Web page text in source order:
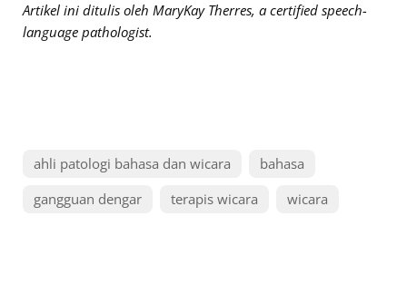
Artikel ini ditulis oleh MaryKay Therres, a certified speech-
language pathologist.
ahli patologi bahasa dan wicara
bahasa
gangguan dengar
terapis wicara wicara